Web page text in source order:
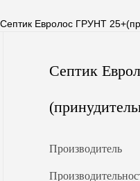
Септик Евролос ГРУНТ
Септик
Производитель